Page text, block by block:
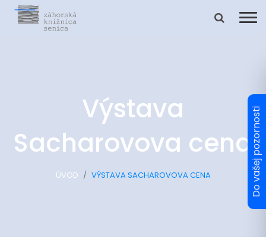
Výstava
Sacharovova cena
ÚVOD VÝSTAVA SACHAROVOVA CENA